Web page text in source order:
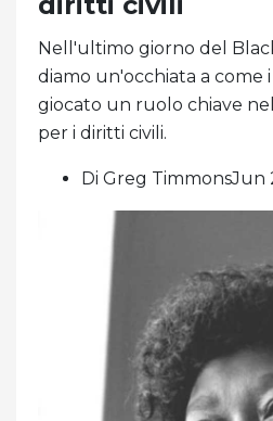
Nell'ultimo giorno del
diamo un'occhiata a come
giocato un ruolo chiave
per i diritti civili.
Di Greg TimmonsJun